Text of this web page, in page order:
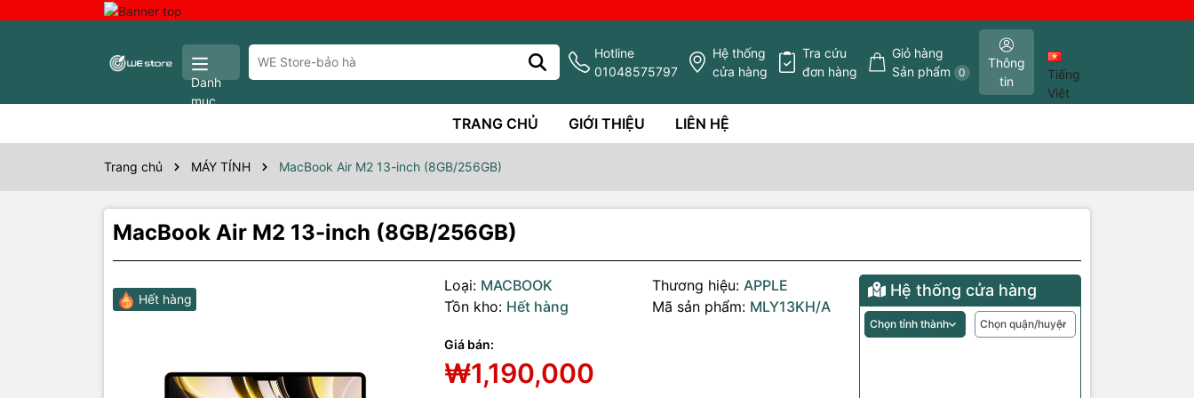
Danh
mục
Hotline
01048575797
Hệ thống
cửa hàng
Tra cứu
đơn hàng
Giỏ hàng
Sản phẩm 0
Thông
tin
Tiếng
Việt
TRANG CHỦ GIỚI THIỆU LIÊN HỆ
Trang chủ MÁY TÍNH MacBook Air M2 13-inch (8GB/256GB)
MacBook Air M2 13-inch (8GB/256GB)
Hết hàng
Loại: MACBOOK Thương hiệu: APPLE
Tồn kho: Hết hàng Mã sản phẩm: MLY13KH/A
Giá bán:
₩1,190,000
Hệ thống cửa hàng
Thông số kỹ thuật